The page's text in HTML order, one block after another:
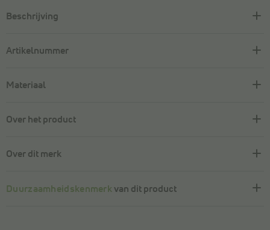
Beschrijving
Artikelnummer
Materiaal
Over het product
Over dit merk
Duurzaamheidskenmerk van dit product